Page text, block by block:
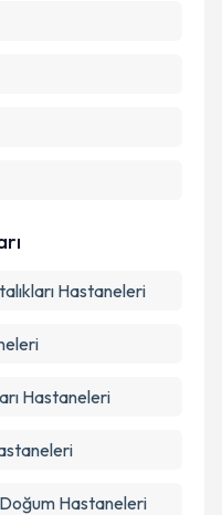
Hastaneleri
Hastaneleri
Doğum Hastaneleri